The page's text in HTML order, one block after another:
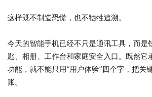
这样既不制造恐慌，也不牺牲追溯。
今天的智能手机已经不只是通讯工具，而是
匙、相册、工作台和家庭安全入口。既然它
功能，就不能只用“用户体验”四个字，把关
账。